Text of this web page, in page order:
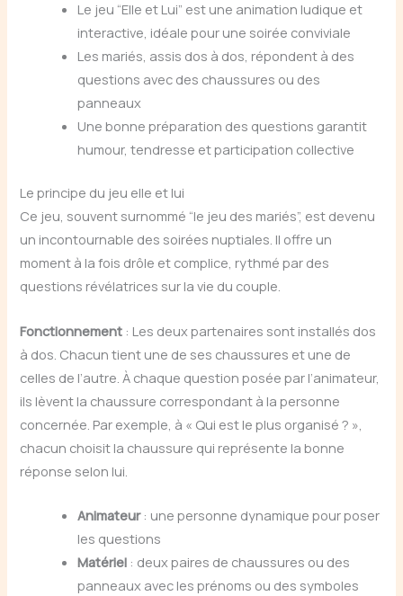
Le jeu “Elle et Lui” est une animation ludique et
interactive, idéale pour une soirée conviviale
Les mariés, assis dos à dos, répondent à des
questions avec des chaussures ou des
panneaux
Une bonne préparation des questions garantit
humour, tendresse et participation collective
Le principe du jeu elle et lui
Ce jeu, souvent surnommé “le jeu des mariés”, est devenu
un incontournable des soirées nuptiales. Il offre un
moment à la fois drôle et complice, rythmé par des
questions révélatrices sur la vie du couple.
Fonctionnement : Les deux partenaires sont installés dos
à dos. Chacun tient une de ses chaussures et une de
celles de l’autre. À chaque question posée par l’animateur,
ils lèvent la chaussure correspondant à la personne
concernée. Par exemple, à « Qui est le plus organisé ? »,
chacun choisit la chaussure qui représente la bonne
réponse selon lui.
Animateur: une personne dynamique pour poser
les questions
Matériel : deux paires de chaussures ou des
panneaux avec les prénoms ou des symboles